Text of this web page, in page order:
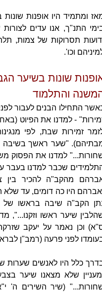
ומתמיד היו אופנות
התנ"ך, אנו עדים
תסרוקות של צמות,
וכו'.
שונות בשיער
והתלמוד
התחילו הבנים לעבור
- למדנו את הפיוט
זמירות שבת, לפי
"שער ראשך בשיבה
למדנו את הפסוק
שכבר למדנו בעבר
מהקב"ה להכיר בין
היו כה דומים, עד שלא
הקב"ה שיבה בראשו של
שיער ראשו וזקנו...",
וכן נאמר על יעקב
לפני פרעה (רמב"ן
כלל היו לאנשים שערות
שלא מצאנו שיער
(שיר השירים ה'